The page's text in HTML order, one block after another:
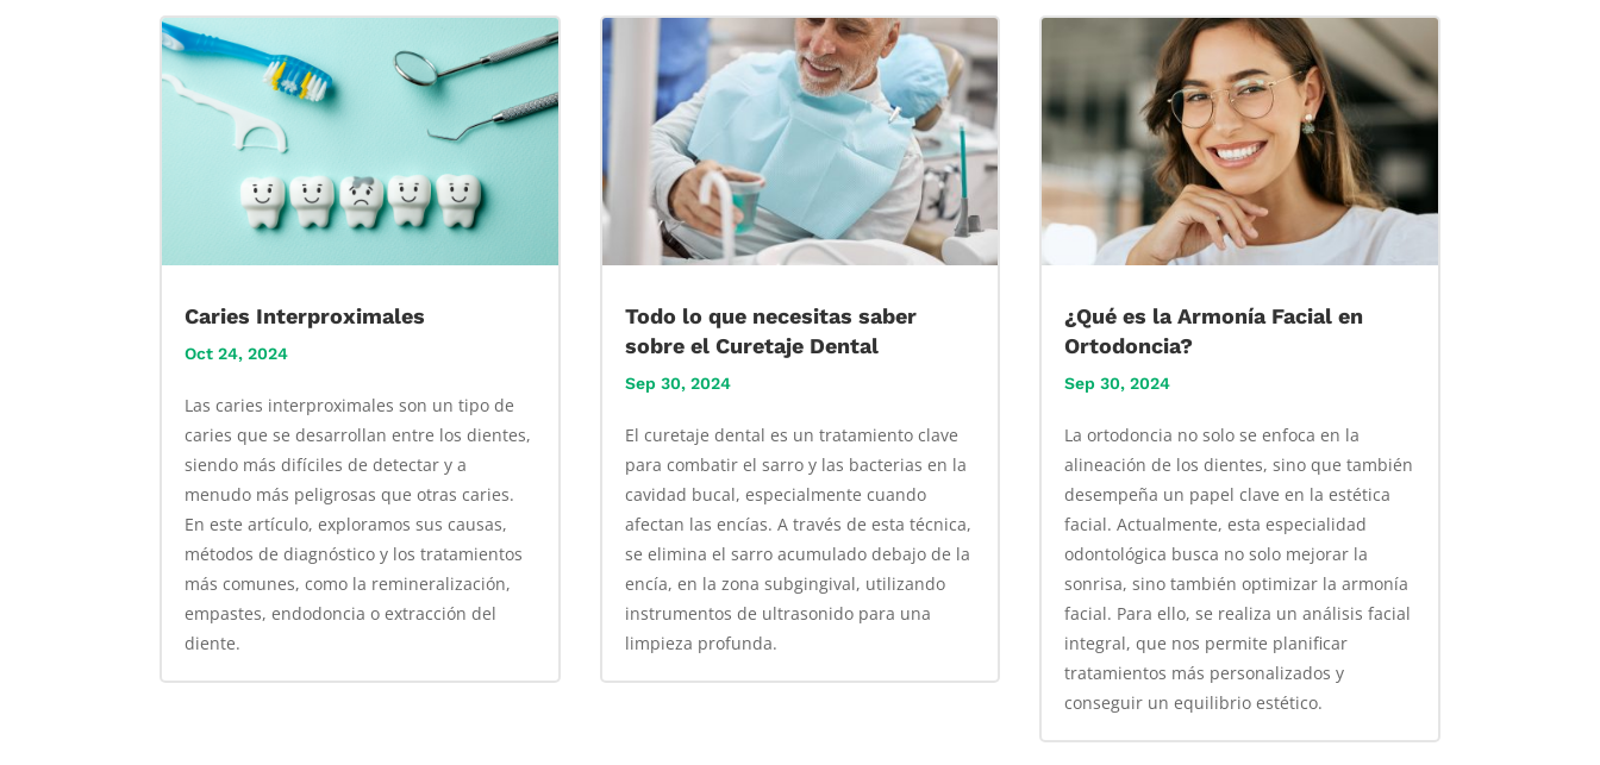
Caries Interproximales
Oct 24, 2024
Las caries interproximales son un tipo de
caries que se desarrollan entre los dientes,
siendo más difíciles de detectar y a
menudo más peligrosas que otras caries.
En este artículo, exploramos sus causas,
métodos de diagnóstico y los tratamientos
más comunes, como la remineralización,
empastes, endodoncia o extracción del
diente.
Todo lo que necesitas saber
sobre el Curetaje Dental
Sep 30, 2024
El curetaje dental es un tratamiento clave
para combatir el sarro y las bacterias en la
cavidad bucal, especialmente cuando
afectan las encías. A través de esta técnica,
se elimina el sarro acumulado debajo de la
encía, en la zona subgingival, utilizando
instrumentos de ultrasonido para una
limpieza profunda.
¿Qué es la Armonía Facial en
Ortodoncia?
Sep 30, 2024
La ortodoncia no solo se enfoca en la
alineación de los dientes, sino que también
desempeña un papel clave en la estética
facial. Actualmente, esta especialidad
odontológica busca no solo mejorar la
sonrisa, sino también optimizar la armonía
facial. Para ello, se realiza un análisis facial
integral, que nos permite planificar
tratamientos más personalizados y
conseguir un equilibrio estético.